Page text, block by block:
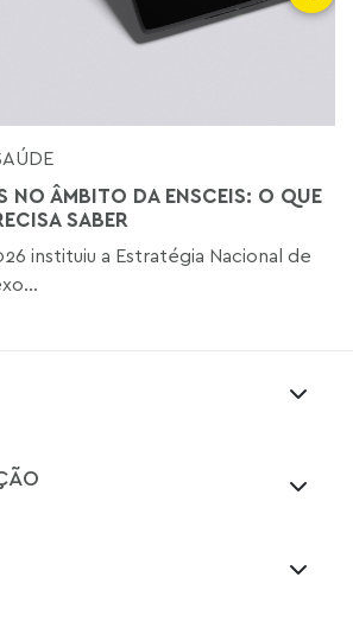
NO ÂMBITO DA ENSCEIS: O QUE
SABER
instituiu a Estratégia Nacional de